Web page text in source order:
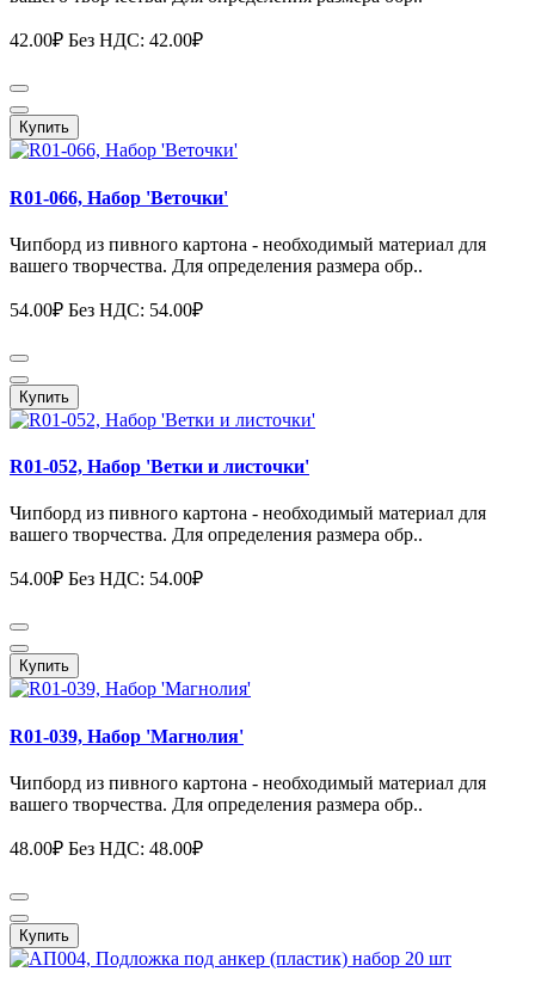
42.00₽ Без НДС: 42.00₽
Купить
R01-066, Набор 'Веточки'
Чипборд из пивного картона - необходимый материал для
вашего творчества. Для определения размера обр..
54.00₽ Без НДС: 54.00₽
Купить
R01-052, Набор 'Ветки и листочки'
Чипборд из пивного картона - необходимый материал для
вашего творчества. Для определения размера обр..
54.00₽ Без НДС: 54.00₽
Купить
R01-039, Набор 'Магнолия'
Чипборд из пивного картона - необходимый материал для
вашего творчества. Для определения размера обр..
48.00₽ Без НДС: 48.00₽
Купить